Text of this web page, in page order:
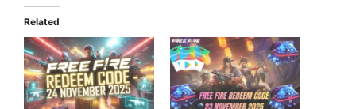
Related